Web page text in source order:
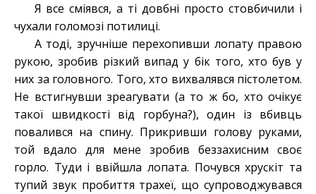
Я все сміявся, а ті довбні просто стовбичили і
чухали голомозі потилиці.
А тоді, зручніше перехопивши лопату правою
рукою, зробив різкий випад у бік того, хто був у
них за головного. Того, хто вихвалявся пістолетом.
Не встигнувши зреагувати (а то ж бо, хто очікує
такої швидкості від горбуна?), один із вбивць
повалився на спину. Прикривши голову руками,
той вдало для мене зробив беззахисним своє
горло. Туди і ввійшла лопата. Почувся хрускіт та
тупий звук пробиття трахеї, що супроводжувався